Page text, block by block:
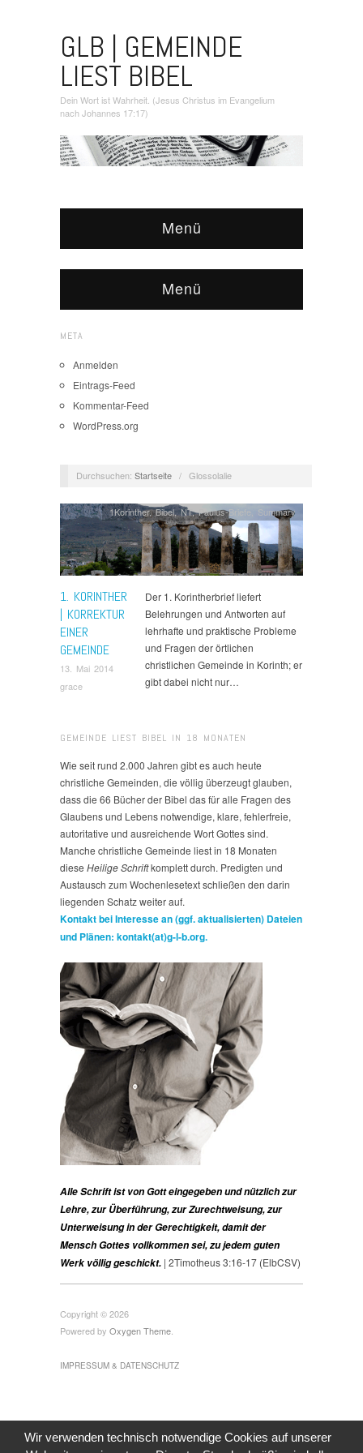
GLB | GEMEINDE
LIEST BIBEL
Dein Wort ist Wahrheit. (Jesus Christus im Evangelium
nach Johannes 17:17)
Menü
Menü
META
Anmelden
Eintrags-Feed
Kommentar-Feed
WordPress.org
Durchsuchen: Startseite / Glossolalie
1. KORINTHER
| KORREKTUR
EINER
GEMEINDE
13. Mai 2014
grace
1Korinther,Bibel,NT,Paulus-Briefe Summary
Der 1. Korintherbrief liefert
Belehrungen und Antworten auf
lehrhafte und praktische Probleme
und Fragen der örtlichen
christlichen Gemeinde in Korinth; er
gibt dabei nicht nur…
GEMEINDE LIEST BIBEL IN 18 MONATEN
Wie seit rund 2.000 Jahren gibt es auch heute
christliche Gemeinden, die völlig überzeugt glauben,
dass die 66 Bücher der Bibel das für alle Fragen des
Glaubens und Lebens notwendige, klare, fehlerfreie,
autoritative und ausreichende Wort Gottes sind.
Manche christliche Gemeinde liest in 18 Monaten
diese Heilige Schriftkomplett durch. Predigten und
Austausch zum Wochenlesetext schließen den darin
liegenden Schatz weiter auf.
Kontakt bei Interesse an (ggf. aktualisierten) Dateien
und Plänen: kontakt(at)g-l-b.org.
Alle Schrift ist von Gott eingegeben und nützlich zur
Lehre, zur Überführung, zur Zurechtweisung, zur
Unterweisung in der Gerechtigkeit, damit der
Mensch Gottes vollkommen sei, zu jedem guten
Werk völlig geschickt. | 2Timotheus 3:16-17 (ElbCSV)
Copyright © 2026
Powered by Oxygen Theme
IMPRESSUM & DATENSCHUTZ
Wir verwenden technisch notwendige Cookies auf unserer